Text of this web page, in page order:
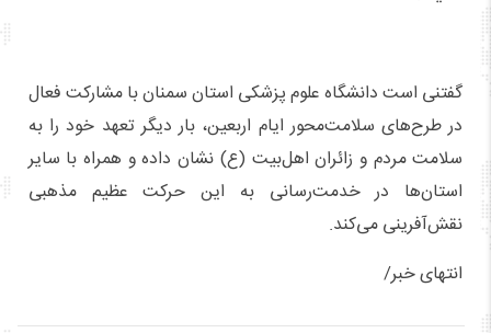
گفتنی است دانشگاه علوم پزشکی استان سمنان با مشارکت فعال
در طرح‌های سلامت‌محور ایام اربعین، بار دیگر تعهد خود را به
سلامت مردم و زائران اهل‌بیت (ع) نشان داده و همراه با سایر
استان‌ها در خدمت‌رسانی به این حرکت عظیم مذهبی
نقش‌آفرینی می‌کند.
انتهای خبر/